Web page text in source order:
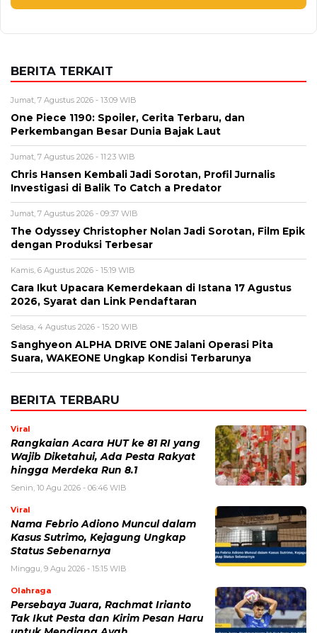
BERITA TERKAIT
Jumat, 7 Agustus 2026 - 13:09 WIB
One Piece 1190: Spoiler, Cerita Terbaru, dan
Perkembangan Besar Dunia Bajak Laut
Jumat, 7 Agustus 2026 - 11:23 WIB
Chris Hansen Kembali Jadi Sorotan, Profil Jurnalis
Investigasi di Balik To Catch a Predator
Jumat, 7 Agustus 2026 - 09:37 WIB
The Odyssey Christopher Nolan Jadi Sorotan, Film Epik
dengan Produksi Terbesar
Kamis, 6 Agustus 2026 - 15:19 WIB
Cara Ikut Upacara Kemerdekaan di Istana 17 Agustus
2026, Syarat dan Link Pendaftaran
Selasa, 4 Agustus 2026 - 15:20 WIB
Sanghyeon ALPHA DRIVE ONE Jalani Operasi Pita
Suara, WAKEONE Ungkap Kondisi Terbarunya
BERITA TERBARU
Viral
Rangkaian Acara HUT ke 81 RI yang
Wajib Diketahui, Ada Pesta Rakyat
hingga Merdeka Run 8.1
Senin, 10 Agu 2026 - 06:46 WIB
Viral
Nama Febrio Adiono Muncul dalam
Kasus Sutrimo, Kejagung Ungkap
Status Sebenarnya
Minggu, 9 Agu 2026 - 15:15 WIB
Olahraga
Persebaya Juara, Rachmat Irianto
Tak Ikut Pesta dan Kirim Pesan Haru